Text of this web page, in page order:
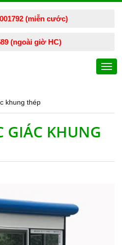
(miễn cước)
(ngoài giờ HC)
khung thép
GIÁC KHUNG